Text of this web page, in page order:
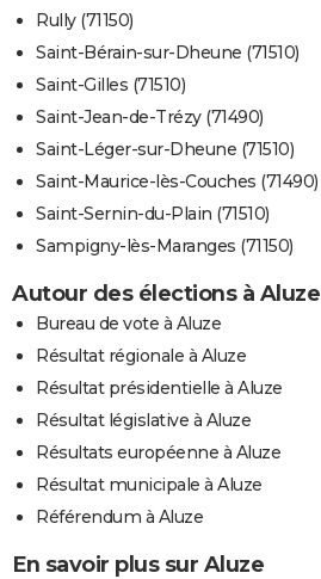
Rully (71150)
Saint-Bérain-sur-Dheune (71510)
Saint-Gilles (71510)
Saint-Jean-de-Trézy (71490)
Saint-Léger-sur-Dheune (71510)
Saint-Maurice-lès-Couches (71490)
Saint-Sernin-du-Plain (71510)
Sampigny-lès-Maranges (71150)
Autour des élections à Aluze
Bureau de vote à Aluze
Résultat régionale à Aluze
Résultat présidentielle à Aluze
Résultat législative à Aluze
Résultats européenne à Aluze
Résultat municipale à Aluze
Référendum à Aluze
En savoir plus sur Aluze